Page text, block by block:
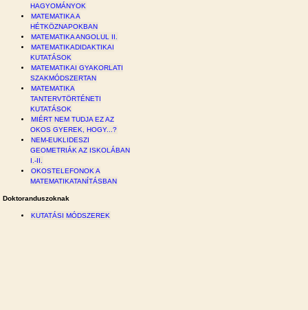
HAGYOMÁNYOK
MATEMATIKA A
HÉTKÖZNAPOKBAN
MATEMATIKA ANGOLUL II.
MATEMATIKADIDAKTIKAI
KUTATÁSOK
MATEMATIKAI GYAKORLATI
SZAKMÓDSZERTAN
MATEMATIKA
TANTERVTÖRTÉNETI
KUTATÁSOK
MIÉRT NEM TUDJA EZ AZ
OKOS GYEREK, HOGY...?
NEM-EUKLIDESZI
GEOMETRIÁK AZ ISKOLÁBAN
I.-II.
OKOSTELEFONOK A
MATEMATIKATANÍTÁSBAN
Doktoranduszoknak
KUTATÁSI MÓDSZEREK